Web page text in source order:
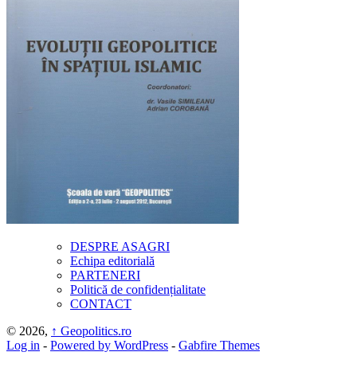
DESPRE ASAGRI
Echipa editorială
PARTENERI
Politică de confidențialitate
CONTACT
© 2026, ↑ Geopolitics.ro
Log in - Powered by WordPress - Gabfire Themes